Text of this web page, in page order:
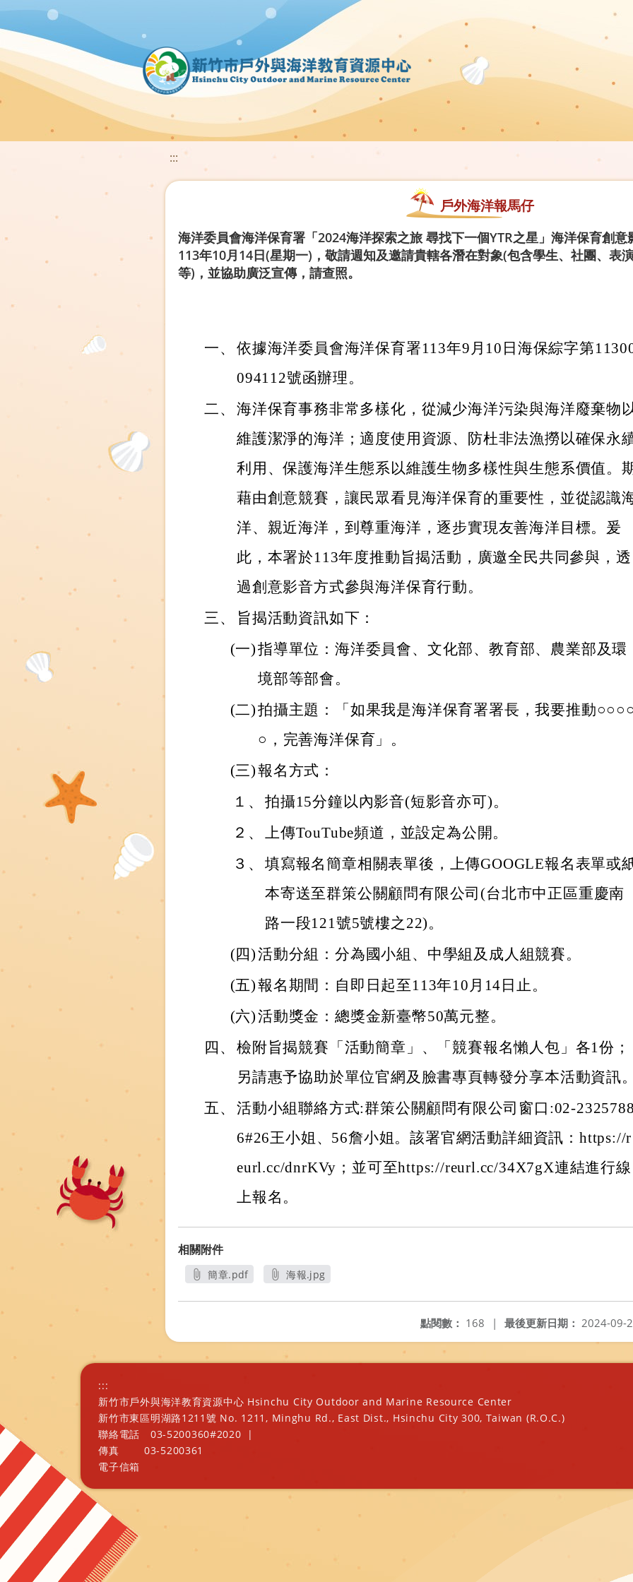
:::
戶外海洋報馬仔
海洋委員會海洋保育署「2024海洋探索之旅 尋找下一個YTR之星」海洋保育創
113年10月14日(星期一)，敬請週知及邀請貴轄各潛在對象(包含學生、社團、表
等)，並協助廣泛宣傳，請查照。
一、 依據海洋委員會海洋保育署113年9月10日海保綜字第
094112號函辦理。
二、 海洋保育事務非常多樣化，從減少海洋污染與海洋廢棄物
維護潔淨的海洋；適度使用資源、防杜非法漁撈以確保永
利用、保護海洋生態系以維護生物多樣性與生態系價值。
藉由創意競賽，讓民眾看見海洋保育的重要性，並從認識
洋、親近海洋，到尊重海洋，逐步實現友善海洋目標。爰
此，本署於113年度推動旨揭活動，廣邀全民共同參與，透
過創意影音方式參與海洋保育行動。
三、
旨揭活動資訊如下：
(一)指導單位：海洋委員會、文化部、教育部、農業部及環
境部等部會。
(二)拍攝主題：「如果我是海洋保育署署長，我要推動
○，完善海洋保育」。
(三)報名方式：
１、 拍攝15分鐘以內影音(短影音亦可)。
２、 上傳TouTube頻道，並設定為公開。
３、 填寫報名簡章相關表單後，上傳GOOGLE報名表單或
本寄送至群策公關顧問有限公司(台北市中正區重慶南
路一段121號5號樓之22)。
(四)活動分組：分為國小組、中學組及成人組競賽。
(五)報名期間：自即日起至113年10月14日止。
(六)活動獎金：總獎金新臺幣50萬元整。
四、 檢附旨揭競賽「活動簡章」、「競賽報名懶人包」各1份；
另請惠予協助於單位官網及臉書專頁轉發分享本活動資訊
五、 活動小組聯絡方式:群策公關顧問有限公司窗口:02-
6#26王小姐、56詹小姐。該署官網活動詳細資訊：https://r
eurl.cc/dnrKVy；並可至https://reurl.cc/34X7gX連結進行線
上報名。
相關附件
簡章.pdf
海報.jpg
最後更新日期： 2024-09-
點閱數： 168 |
:::
新竹市戶外與海洋教育資源中心 Hsinchu City Outdoor and Marine Resource Center
新竹市東區明湖路1211號 No. 1211, Minghu Rd., East Dist., Hsinchu City 300, Taiwan (R.O.C.)
聯絡電話
03-5200360#2020
|
傳真
03-5200361
電子信箱